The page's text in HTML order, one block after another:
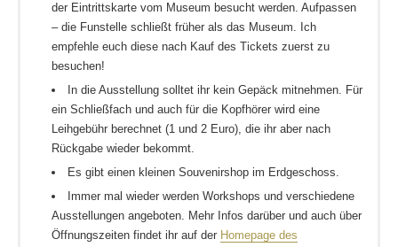
der Eintrittskarte vom Museum besucht werden. Aufpassen
– die Funstelle schließt früher als das Museum. Ich
empfehle euch diese nach Kauf des Tickets zuerst zu
besuchen!
In die Ausstellung solltet ihr kein Gepäck mitnehmen. Für
ein Schließfach und auch für die Kopfhörer wird eine
Leihgebühr berechnet (1 und 2 Euro), die ihr aber nach
Rückgabe wieder bekommt.
Es gibt einen kleinen Souvenirshop im Erdgeschoss.
Immer mal wieder werden Workshops und verschiedene
Ausstellungen angeboten. Mehr Infos darüber und auch über
Öffnungszeiten findet ihr auf der Homepage des